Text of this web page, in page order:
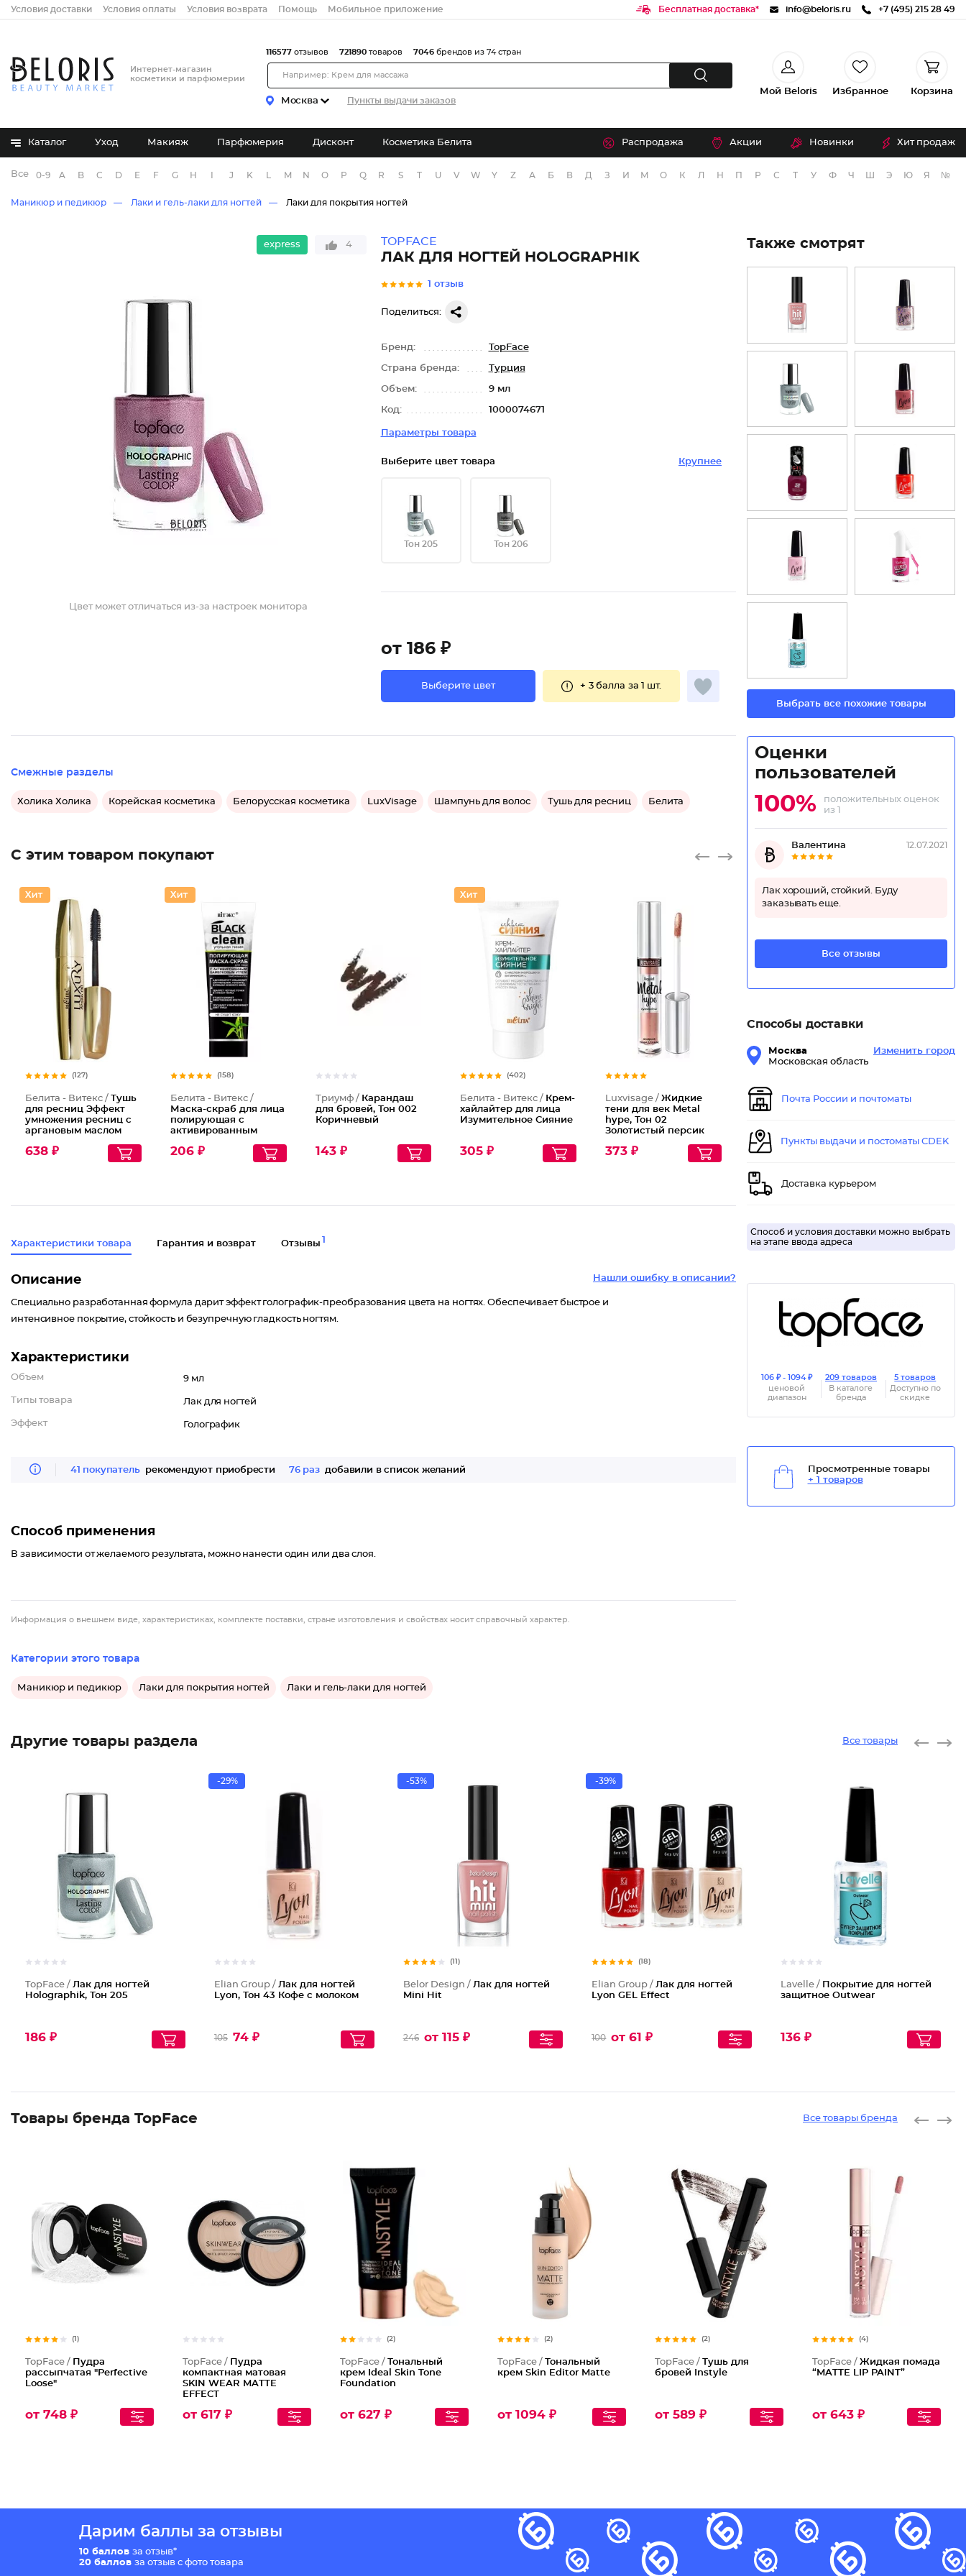
Условия доставки Условия оплаты Условия возврата Помощь Мобильное приложение Бесплатная доставка* info@beloris.ru +7 (495) 215 28 49
Интернет-магазин
косметики и парфюмерии
Москва Пункты выдачи заказов
116577 отзывов 721890 товаров 7046 брендов из 74 стран
Мой Beloris Избранное Корзина
Каталог Уход Макияж Парфюмерия Дисконт Косметика Белита Распродажа Акции Новинки Хит продаж
Все бренды
0-9 A B C D E F G H J K M N O P Q R S T U V W Y Z А Б В Д З И М О К Л Н П Р С Т У Ф Ч Э Ю Я №
Маникюр и педикюр Лаки и гель-лаки для ногтей Лаки для покрытия ногтей
express 4
Цвет может отличаться из-за настроек монитора
TOPFACE
ЛАК ДЛЯ НОГТЕЙ HOLOGRAPHIK
1 отзыв
Поделиться:
Бренд: TopFace
Страна бренда: Турция
Объем: 9 мл
Код: 1000074671
Параметры товара
Выберите цвет товара Крупнее
Тон 205 Тон 206
от 186 ₽
Выберите цвет + 3 балла за 1 шт.
Смежные разделы
Холика Холика Корейская косметика Белорусская косметика LuxVisage Шампунь для волос Тушь для ресниц Белита
С этим товаром покупают
(127)
Белита - Витекс / Тушь
для ресниц Эффект
умножения ресниц с
аргановым маслом
638 ₽
(158)
Белита - Витекс /
Маска-скраб для лица
полирующая с
активированным
Black Clean
206 ₽
Триумф / Карандаш
для бровей, Тон 002
Коричневый
143 ₽
(402)
Белита - Витекс / Крем-
хайлайтер для лица
Изумительное Сияние
305 ₽
Luxvisage /Жидкие
тени для век Metal
hype, Тон 02
Золотистый персик
373 ₽
Характеристики товара Гарантия и возврат Отзывы 1
Нашли ошибку в описании?
Описание
Специально разработанная формула дарит эффект голографик-преобразования цвета на ногтях. Обеспечивает быстрое и
интенсивное покрытие, стойкость и безупречную гладкость ногтям.
Характеристики
Объем 9 мл
Типы товара Лак для ногтей
Эффект Голографик
41 покупатель рекомендуют приобрести 76 раз добавили в список желаний
Способ применения
В зависимости от желаемого результата, можно нанести один или два слоя.
Информация о внешнем виде, характеристиках, комплекте поставки, стране изготовления и свойствах носит справочный характер.
Также смотрят
Выбрать все похожие товары
Оценки
пользователей
100%
положительных оценок
из 1
Валентина 12.07.2021
Лак хороший, стойкий. Буду
заказывать еще.
Все отзывы
Способы доставки
Москва
Московская область
Изменить город
Почта России и почтоматы
Пункты выдачи и постоматы CDEK
Доставка курьером
Способ и условия доставки можно выбрать
на этапе ввода адреса
106 ₽ - 1094 ₽
ценовой
диапазон
209 товаров
В каталоге
бренда
5 товаров
Доступно по
скидке
Просмотренные товары
+ 1 товаров
Категории этого товара
Маникюр и педикюр Лаки для покрытия ногтей Лаки и гель-лаки для ногтей
Другие товары раздела Все товары
TopFace / Лак для ногтей
Holographik, Тон 205
186 ₽
-29%
Elian Group / Лак для ногтей
Lyon, Тон 43 Кофе с молоком
105 74 ₽
-53%
(11)
Belor Design / Лак для ногтей
Mini Hit
246 от 115 ₽
-39%
(18)
Elian Group /Лак для ногтей
Lyon GEL Effect
100 от 61 ₽
Lavelle / Покрытие для ногтей
защитное Outwear
136 ₽
Товары бренда TopFace Все товары бренда
(1)
TopFace / Пудра
рассыпчатая "Perfective
Loose"
от 748 ₽
TopFace / Пудра
компактная матовая
SKIN WEAR MATTE
EFFECT
от 617 ₽
(2)
TopFace / Тональный
крем Ideal Skin Tone
Foundation
от 627 ₽
(2)
TopFace / Тональный
крем Skin Editor Matte
от 1094 ₽
(2)
TopFace / Тушь для
бровей Instyle
от 589 ₽
(4)
TopFace / Жидкая помада
“MATTE LIP PAINT”
от 643 ₽
Дарим баллы за отзывы
10 баллов за отзыв*
20 баллов за отзыв с фото товара